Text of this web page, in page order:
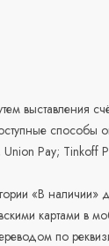
выставления
способы
Pay; Tinkoff
«В наличии»
картами в
по